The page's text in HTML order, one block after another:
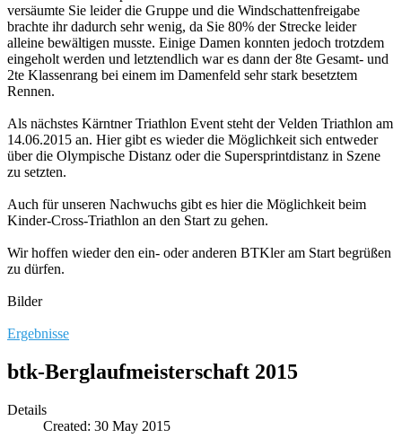
versäumte Sie leider die Gruppe und die Windschattenfreigabe
brachte ihr dadurch sehr wenig, da Sie 80% der Strecke leider
alleine bewältigen musste. Einige Damen konnten jedoch trotzdem
eingeholt werden und letztendlich war es dann der 8te Gesamt- und
2te Klassenrang bei einem im Damenfeld sehr stark besetztem
Rennen.
Als nächstes Kärntner Triathlon Event steht der Velden Triathlon am
14.06.2015 an. Hier gibt es wieder die Möglichkeit sich entweder
über die Olympische Distanz oder die Supersprintdistanz in Szene
zu setzten.
Auch für unseren Nachwuchs gibt es hier die Möglichkeit beim
Kinder-Cross-Triathlon an den Start zu gehen.
Wir hoffen wieder den ein- oder anderen BTKler am Start begrüßen
zu dürfen.
Bilder
Ergebnisse
btk-Berglaufmeisterschaft 2015
Details
Created: 30 May 2015